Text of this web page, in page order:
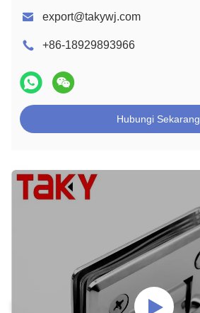
export@takywj.com
+86-18929893966
Hubungi Sekarang